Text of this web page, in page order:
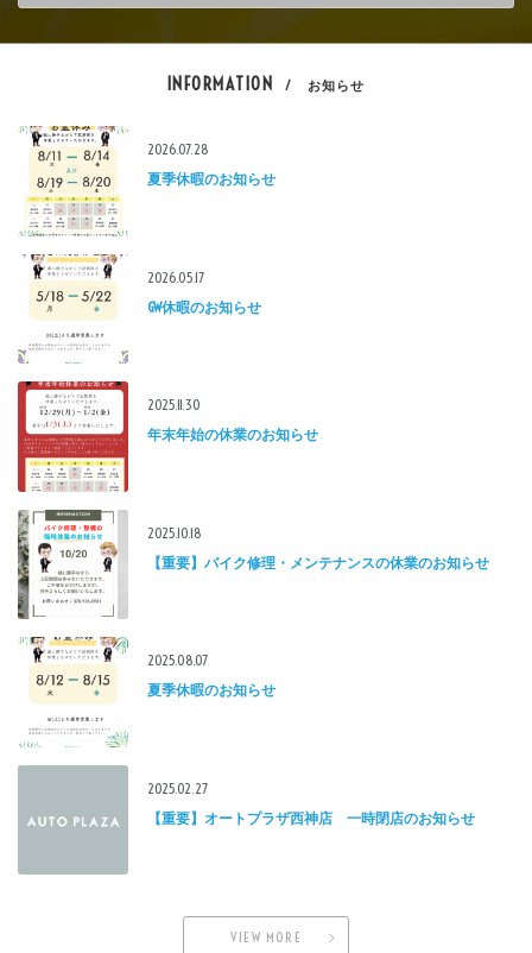
INFORMATION / お知らせ
2026.07.28
夏季休暇のお知らせ
2026.05.17
GW休暇のお知らせ
2025.11.30
年末年始の休業のお知らせ
2025.10.18
【重要】バイク修理・メンテナンスの休業のお知らせ
2025.08.07
夏季休暇のお知らせ
2025.02.27
【重要】オートプラザ西神店 一時閉店のお知らせ
VIEW MORE